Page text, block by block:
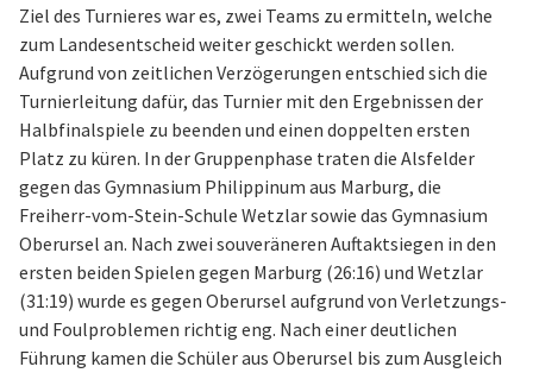
Ziel des Turnieres war es, zwei Teams zu ermitteln, welche
zum Landesentscheid weiter geschickt werden sollen.
Aufgrund von zeitlichen Verzögerungen entschied sich die
Turnierleitung dafür, das Turnier mit den Ergebnissen der
Halbfinalspiele zu beenden und einen doppelten ersten
Platz zu küren. In der Gruppenphase traten die Alsfelder
gegen das Gymnasium Philippinum aus Marburg, die
Freiherr-vom-Stein-Schule Wetzlar sowie das Gymnasium
Oberursel an. Nach zwei souveräneren Auftaktsiegen in den
ersten beiden Spielen gegen Marburg (26:16) und Wetzlar
(31:19) wurde es gegen Oberursel aufgrund von Verletzungs-
und Foulproblemen richtig eng. Nach einer deutlichen
Führung kamen die Schüler aus Oberursel bis zum Ausgleich